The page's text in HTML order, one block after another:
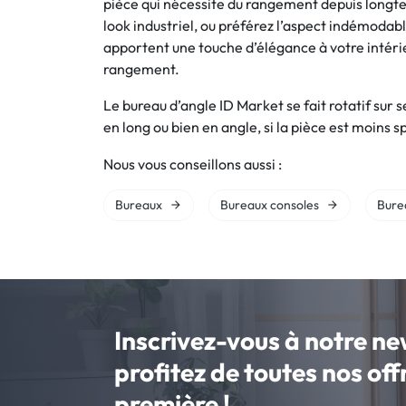
pièce qui nécessite du rangement depuis
look industriel, ou préférez l’aspect
apportent une touche d’élégance à votre
rangement.
Le bureau d’angle ID Market se fait rotatif sur
en long ou bien en angle, si la pièce est moins
Nous vous conseillons aussi :
Bureaux Bureaux consoles
Inscrivez-vous à notre
profitez de toutes nos